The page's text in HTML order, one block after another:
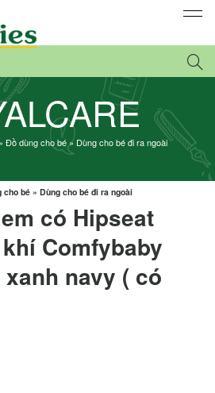
Đồ dùng cho bé»Dùng cho bé đi ra ngoài
cho bé » Dùng cho bé đi ra ngoài
có Hipseat
Comfybaby
xanh navy ( có